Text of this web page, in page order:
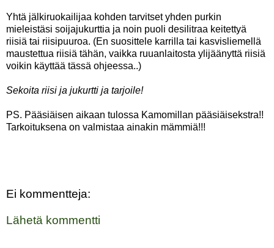
Yhtä jälkiruokailijaa kohden tarvitset yhden purkin
mieleistäsi soijajukurttia ja noin puoli desilitraa keitettyä
riisiä tai riisipuuroa. (En suosittele karrilla tai kasvisliemellä
maustettua riisiä tähän, vaikka ruuanlaitosta ylijäänyttä riisiä
voikin käyttää tässä ohjeessa..)
Sekoita riisi ja jukurtti ja tarjoile!
PS. Pääsiäisen aikaan tulossa Kamomillan pääsiäisekstra!!
Tarkoituksena on valmistaa ainakin mämmiä!!!
Ei kommentteja:
Lähetä kommentti